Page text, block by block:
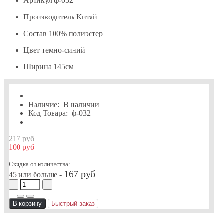
Производитель Китай
Состав 100% полиэстер
Цвет темно-синий
Ширина 145см
Наличие: В наличии
Код Товара: ф-032
217 руб
100 руб
Скидка от количества:
45 или больше - 167 руб
В корзину Быстрый заказ